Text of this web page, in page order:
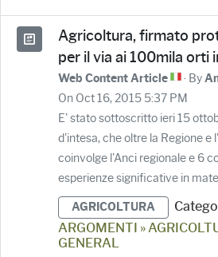
Agricoltura, firmato
per il via ai 100mila orti
Web Content Article · By
On Oct 16, 2015 5:37 PM
E' stato sottoscritto ieri 15
d'intesa, che oltre la Regione e
coinvolge l'Anci regionale e 6
esperienze significative in
AGRICOLTURA
ARGOMENTI »
GENERAL